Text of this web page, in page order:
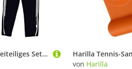
Harilla Damen Zweiteiliges Set Sportanzug Bequeme Fitnesskleidung Freizeitmode Jogginganzug für Büro und Urlaub, Schwarz, XXL
von Harilla